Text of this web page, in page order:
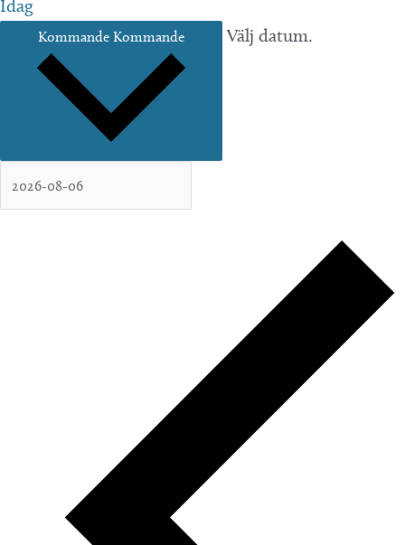
Idag
Kommande Kommande Välj datum.